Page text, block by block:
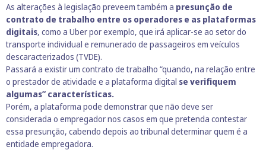
As alterações à legislação preveem também a presunção de
contrato de trabalho entre os operadores e as plataformas
digitais, como a Uber por exemplo, que irá aplicar-se ao setor do
transporte individual e remunerado de passageiros em veículos
descaracterizados (TVDE).
Passará a existir um contrato de trabalho “quando, na relação entre
o prestador de atividade e a plataforma digital se verifiquem
algumas” características.
Porém, a plataforma pode demonstrar que não deve ser
considerada o empregador nos casos em que pretenda contestar
essa presunção, cabendo depois ao tribunal determinar quem é a
entidade empregadora.